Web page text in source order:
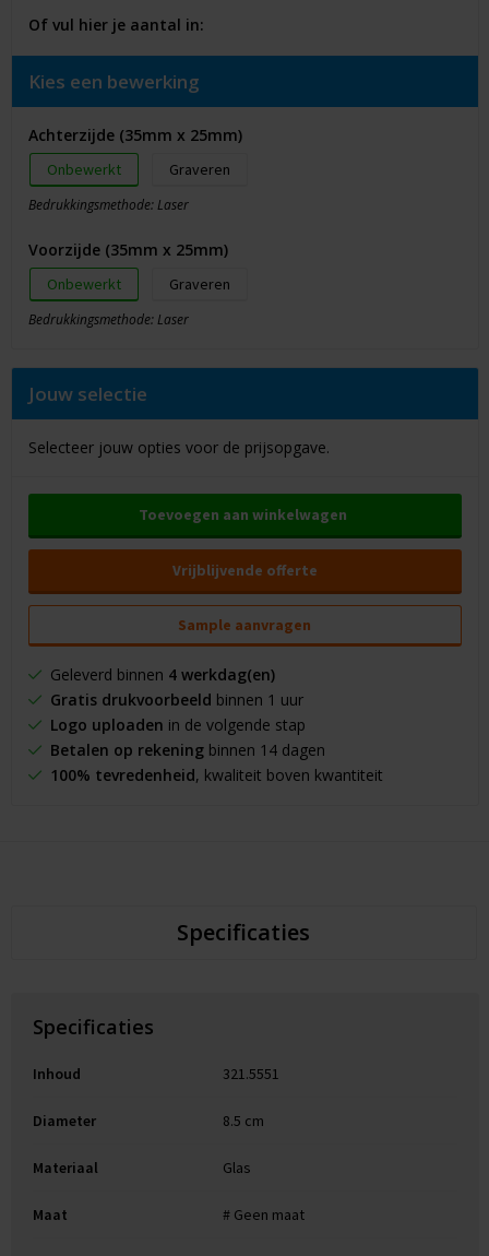
Of vul hier je aantal in:
Kies een bewerking
Achterzijde (35mm x 25mm)
Onbewerkt Graveren
Bedrukkingsmethode: Laser
Voorzijde (35mm x 25mm)
Onbewerkt Graveren
Bedrukkingsmethode: Laser
Jouw selectie
Selecteer jouw opties voor de prijsopgave.
Toevoegen aan winkelwagen
Vrijblijvende offerte
Sample aanvragen
Geleverd binnen 4 werkdag(en)
Gratis drukvoorbeeld binnen 1 uur
Logo uploaden in de volgende stap
Betalen op rekeningbinnen 14 dagen
100% tevredenheid, kwaliteit boven kwantiteit
Specificaties
Specificaties
Inhoud 321.5551
Diameter 8.5 cm
Materiaal Glas
Maat # Geen maat